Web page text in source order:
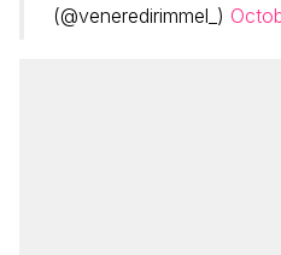
(@veneredirimmel_)